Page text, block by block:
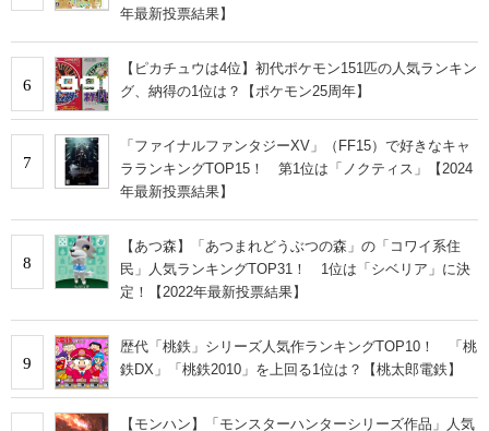
年最新投票結果】
6
【ピカチュウは4位】初代ポケモン151匹の人気ランキン
グ、納得の1位は？【ポケモン25周年】
7
「ファイナルファンタジーXV」（FF15）で好きなキャ
ラランキングTOP15！ 第1位は「ノクティス」【2024
年最新投票結果】
8
【あつ森】「あつまれどうぶつの森」の「コワイ系住
民」人気ランキングTOP31！ 1位は「シベリア」に決
定！【2022年最新投票結果】
9
歴代「桃鉄」シリーズ人気作ランキングTOP10！ 「桃
鉄DX」「桃鉄2010」を上回る1位は？【桃太郎電鉄】
【モンハン】「モンスターハンターシリーズ作品」人気